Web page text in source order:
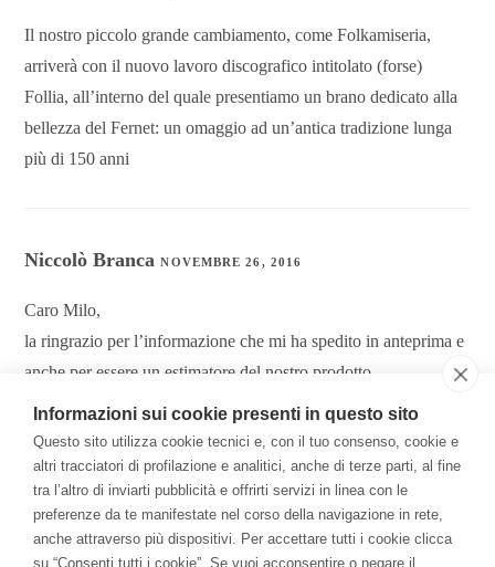
Il nostro piccolo grande cambiamento, come Folkamiseria,
arriverà con il nuovo lavoro discografico intitolato (forse)
Follia, all’interno del quale presentiamo un brano dedicato alla
bellezza del Fernet: un omaggio ad un’antica tradizione lunga
più di 150 anni
Niccolò BrancaNOVEMBRE 26, 2016
Caro Milo,
la ringrazio per l’informazione che mi ha spedito in anteprima e
anche per essere un estimatore del nostro prodotto.
Se vuole, mi mandi qualche nota (in tutti i sensi) su questo
vostro brano.
Le faccio i miei migliori auguri per il proseguimento del suo
lavoro.
Un caro saluto
Niccolò
Informazioni sui cookie presenti in questo sito
Questo sito utilizza cookie tecnici e, con il tuo consenso, cookie e
altri tracciatori di profilazione e analitici, anche di terze parti, al fine
tra l’altro di inviarti pubblicità e offrirti servizi in linea con le
preferenze da te manifestate nel corso della navigazione in rete,
anche attraverso più dispositivi. Per accettare tutti i cookie clicca
su “Consenti tutti i cookie”. Se vuoi acconsentire o negare il